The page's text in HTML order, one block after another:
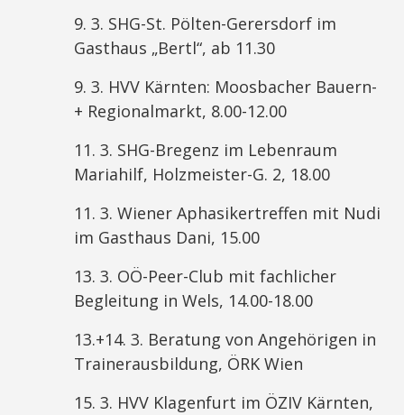
9. 3. SHG-St. Pölten-Gerersdorf im
Gasthaus „Bertl“, ab 11.30
9. 3. HVV Kärnten: Moosbacher Bauern-
+ Regionalmarkt, 8.00-12.00
11. 3. SHG-Bregenz im Lebenraum
Mariahilf, Holzmeister-G. 2, 18.00
11. 3. Wiener Aphasikertreffen mit Nudi
im Gasthaus Dani, 15.00
13. 3. OÖ-Peer-Club mit fachlicher
Begleitung in Wels, 14.00-18.00
13.+14. 3. Beratung von Angehörigen in
Trainerausbildung, ÖRK Wien
15. 3. HVV Klagenfurt im ÖZIV Kärnten,